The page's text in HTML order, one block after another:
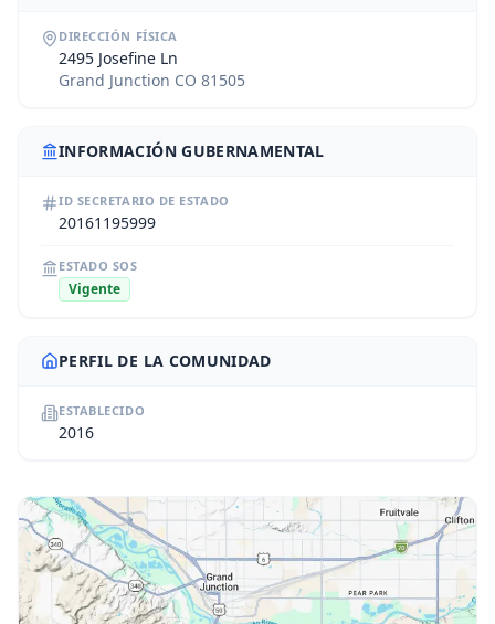
DIRECCIÓN FÍSICA
2495 Josefine Ln
Grand Junction CO 81505
INFORMACIÓN GUBERNAMENTAL
ID SECRETARIO DE ESTADO
20161195999
ESTADO SOS
Vigente
PERFIL DE LA COMUNIDAD
ESTABLECIDO
2016